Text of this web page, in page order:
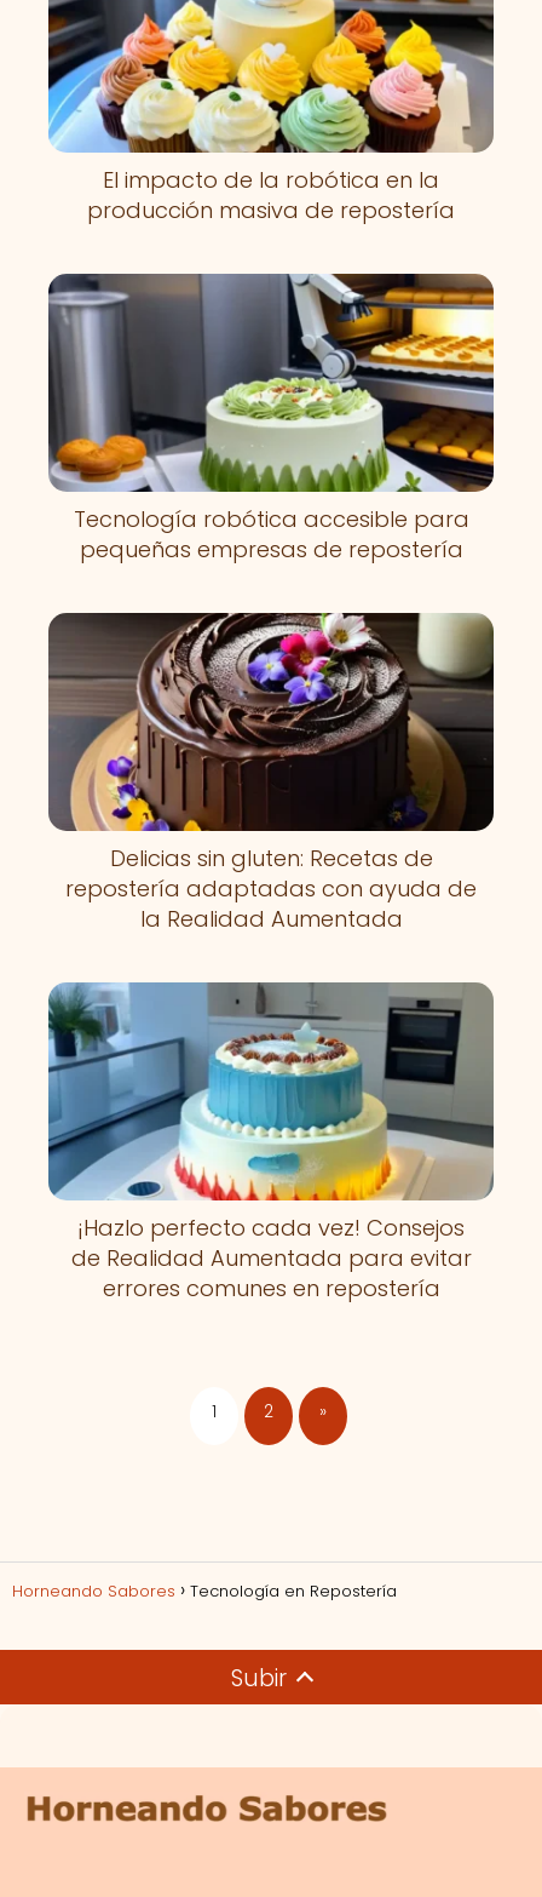
El impacto de la robótica en la
producción masiva de repostería
Tecnología robótica accesible para
pequeñas empresas de repostería
Delicias sin gluten: Recetas de
repostería adaptadas con ayuda de
la Realidad Aumentada
¡Hazlo perfecto cada vez! Consejos
de Realidad Aumentada para evitar
errores comunes en repostería
1 2 »
Horneando Sabores Tecnología en Repostería
Subir